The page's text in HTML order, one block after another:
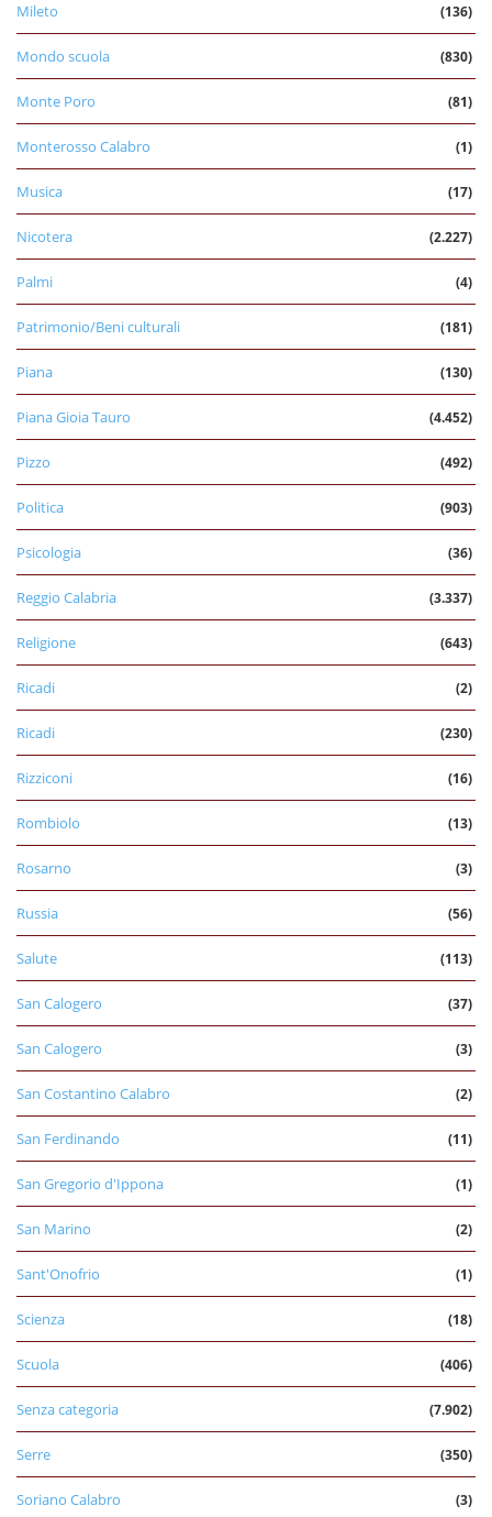
Mileto (136)
Mondo scuola (830)
Monte Poro (81)
Monterosso Calabro (1)
Musica (17)
Nicotera (2.227)
Palmi (4)
Patrimonio/Beni culturali (181)
Piana (130)
Piana Gioia Tauro (4.452)
Pizzo (492)
Politica (903)
Psicologia (36)
Reggio Calabria (3.337)
Religione (643)
Ricadi (2)
Ricadi (230)
Rizziconi (16)
Rombiolo (13)
Rosarno (3)
Russia (56)
Salute (113)
San Calogero (37)
San Calogero (3)
San Costantino Calabro (2)
San Ferdinando (11)
San Gregorio d'Ippona (1)
San Marino (2)
Sant'Onofrio (1)
Scienza (18)
Scuola (406)
Senza categoria (7.902)
Serre (350)
Soriano Calabro (3)